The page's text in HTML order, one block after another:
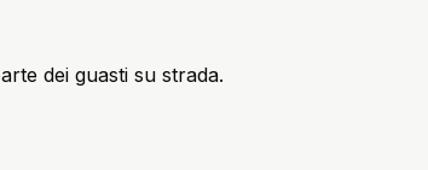
dei guasti su strada.